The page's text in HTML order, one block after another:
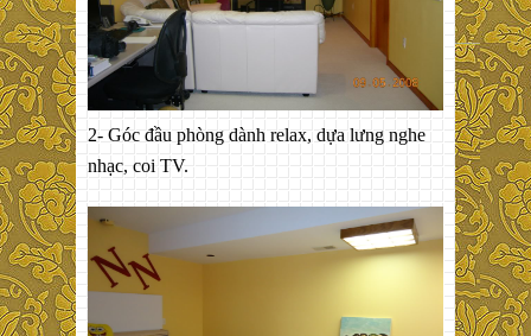
2- Góc đầu phòng dành relax, dựa lưng nghe
nhạc, coi TV.